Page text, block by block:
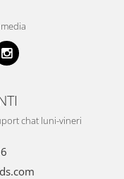
chat luni-vineri